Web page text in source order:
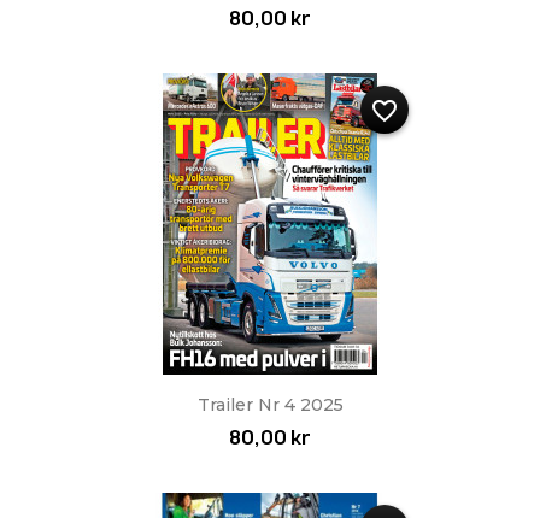
80,00 kr
Trailer Nr 4 2025
80,00 kr
favorite_border